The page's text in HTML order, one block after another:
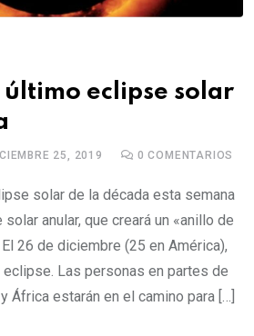
último eclipse solar
25, 2019 0 COMENTARIOS
solar de la década esta semana
anular, que creará un «anillo de
26 de diciembre (25 en América),
Las personas en partes de
África estarán en el camino para […]